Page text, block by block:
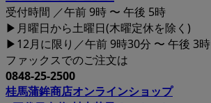
受付時間 ／午前 9時 〜 午後 5時
▶月曜日から土曜日(木曜定休を除く)
▶12月に限り／午前 9時30分 〜 午後 3時
ファックスでのご注文は
0848-25-2500
桂馬蒲鉾商店オンラインショップ